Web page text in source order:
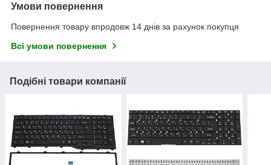
Умови повернення
Повернення товару впродовж 14 днів за рахунок покупця
Всі умови повернення
Подібні товари компанії